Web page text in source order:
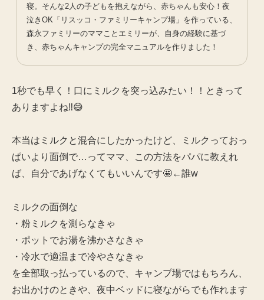
寝。そんな2人の子どもを抱えながら、赤ちゃんも安心！夜
泣きOK「リスッコ・ファミリーキャンプ場」を作っている、
森永ファミリーのママことエミリーが、自身の経験に基づ
き、赤ちゃんキャンプの完全マニュアルを作りました！
1秒でも早く！口にミルクを突っ込みたい！！ときって
ありますよね‼️😅
本当はミルクと混合にしたかったけど、ミルクっておっ
ぱいより面倒で…ってママ、この方法をパパに教えれ
ば、自分であげなくてもいいんです🤩←誰w
ミルクの面倒な
・粉ミルクを測らなきゃ
・ポットでお湯を沸かさなきゃ
・冷水で適温まで冷やさなきゃ
を全部取っ払っているので、キャンプ場ではもちろん、
お出かけのときや、夜中ベッドに寝ながらでも作れます